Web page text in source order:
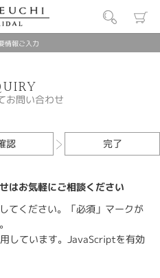
情報ご入力
お問い合わせ
認 完了
はお気軽にご相談ください
てください。「必須」マークが
しています。JavaScriptを有効